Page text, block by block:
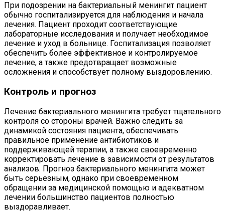
При подозрении на бактериальный менингит пациент
обычно госпитализируется для наблюдения и начала
лечения. Пациент проходит соответствующие
лабораторные исследования и получает необходимое
лечение и уход в больнице. Госпитализация позволяет
обеспечить более эффективное и контролируемое
лечение, а также предотвращает возможные
осложнения и способствует полному выздоровлению.
Контроль и прогноз
Лечение бактериального менингита требует тщательного
контроля со стороны врачей. Важно следить за
динамикой состояния пациента, обеспечивать
правильное применение антибиотиков и
поддерживающей терапии, а также своевременно
корректировать лечение в зависимости от результатов
анализов. Прогноз бактериального менингита может
быть серьезным, однако при своевременном
обращении за медицинской помощью и адекватном
лечении большинство пациентов полностью
выздоравливает.